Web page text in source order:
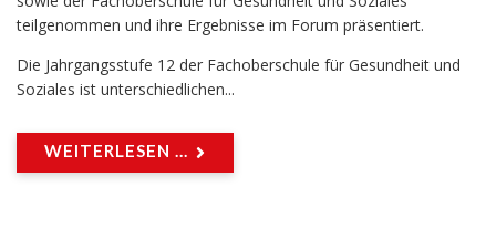
teilgenommen und ihre Ergebnisse im Forum präsentiert.
Die Jahrgangsstufe 12 der Fachoberschule für Gesundheit und
Soziales ist unterschiedlichen...
WEITERLESEN ...